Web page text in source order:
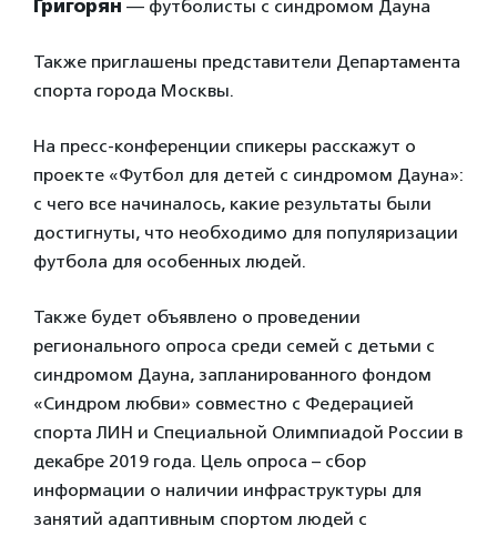
Григорян — футболисты с синдромом Дауна
Также приглашены представители Департамента
спорта города Москвы.
На пресс-конференции спикеры расскажут о
проекте «Футбол для детей с синдромом Дауна»:
с чего все начиналось, какие результаты были
достигнуты, что необходимо для популяризации
футбола для особенных людей.
Также будет объявлено о проведении
регионального опроса среди семей с детьми с
синдромом Дауна, запланированного фондом
«Синдром любви» совместно с Федерацией
спорта ЛИН и Специальной Олимпиадой России в
декабре 2019 года. Цель опроса – сбор
информации о наличии инфраструктуры для
занятий адаптивным спортом людей с